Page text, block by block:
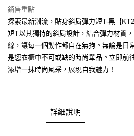
大哥付你分期
相關說明
1.本服務由台灣大哥大提供，台灣大哥大用戶
2.付款方式選擇「大哥付你分期」，訂單成立
流程，驗證手機門號後，選擇欲分期的期數、
成交易。
3.實際核准額度、可分期數及費用金額請依後續
1.分期款項不併入電信帳單，「大哥付你分期」
AFTEE先享後付
相關說明
【關於「AFTEE先享後付」】
AFTEE先享後付是「在收到商品之後才付款」
便利好安心！
【「AFTEE先享後付」結帳流程】
每筆NT$60，滿NT$1,800(含以上)免運費
銷售重點
探索最新潮流，貼身斜肩彈力短T-黑【
短T以其獨特的斜肩設計，結合彈力材質
線，讓每一個動作都自在無拘。無論是日
是您衣櫃中不可或缺的時尚單品。立即前
添增一抹時尚風采，展現自我魅力！
詳細說明